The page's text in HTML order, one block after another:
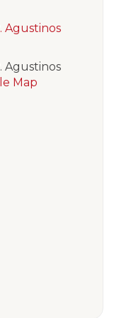
Agustinos
Agustinos
Map